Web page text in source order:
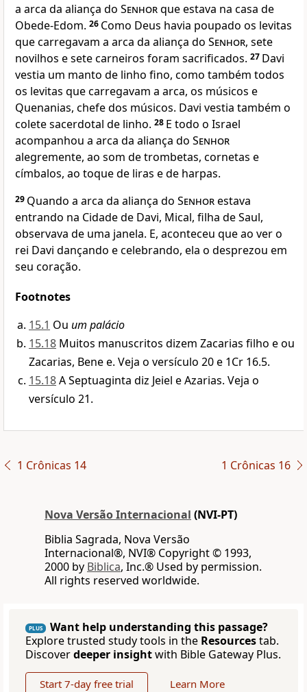
a arca da aliança do Senhorque estava na casa de
Obede-Edom. 26 Como Deus havia poupado os levitas
que carregavam a arca da aliança do Senhor, sete
novilhos e sete carneiros foram sacrificados. 27 Davi
vestia um manto de linho fino, como também todos
os levitas que carregavam a arca, os músicos e
Quenanias, chefe dos músicos. Davi vestia também o
colete sacerdotal de linho. 28 E todo o Israel
acompanhou a arca da aliança do Senhor
alegremente, ao som de trombetas, cornetas e
címbalos, ao toque de liras e de harpas.
29 Quando a arca da aliança do Senhorestava
entrando na Cidade de Davi, Mical, filha de Saul,
observava de uma janela. E, aconteceu que ao ver o
rei Davi dançando e celebrando, ela o desprezou em
seu coração.
Footnotes
15.1 Ou um palácio
15.18 Muitos manuscritos dizem Zacarias filho e ou
Zacarias, Bene e. Veja o versículo 20 e 1Cr 16.5.
15.18A Septuaginta diz Jeiel e Azarias. Veja o
versículo 21.
1 Crônicas 14 1 Crônicas 16
Nova Versão Internacional (NVI-PT)
Biblia Sagrada, Nova Versão
Internacional®, NVI® Copyright © 1993,
2000 by Biblica, Inc.® Used by permission.
All rights reserved worldwide.
PLUS
Want help understanding this passage?
Explore trusted study tools in the Resourcestab.
Discoverdeeper insightwith Bible Gateway Plus.
Start 7-day free trial Learn More